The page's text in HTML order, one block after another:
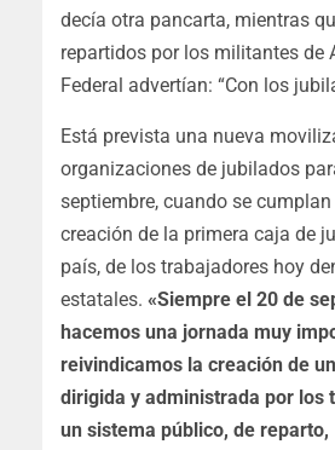
decía otra pancarta, mientras
repartidos por los militantes de
Federal advertían: “Con los
Está prevista una nueva
organizaciones de jubilados
septiembre, cuando se
creación de la primera caja de
país, de los trabajadores hoy
estatales. «Siempre el 20 de
hacemos una jornada muy
reivindicamos la creación de
dirigida y administrada por los
un sistema público, de reparto,